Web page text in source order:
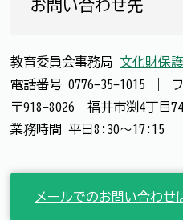
お問い合わせ先
教育委員会事務局 文化財保
電話番号 0776-35-1015
〒918-8026 福井市渕4丁目
業務時間 平日8:30～17:15
メールでのお問い合わせ